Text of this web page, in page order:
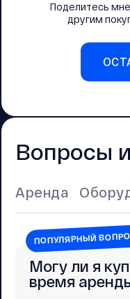
Поделитесь
другим
Вопросы
Аренда
ПОПУЛЯРНЫЙ
Могу ли я
время